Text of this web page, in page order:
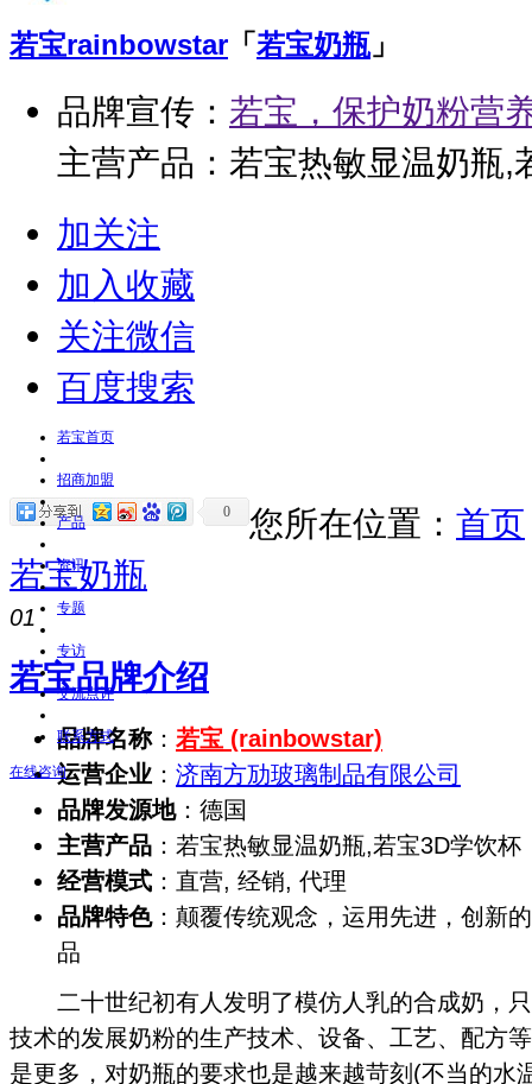
若宝rainbowstar 「若宝奶瓶」
品牌宣传： 若宝，保护奶粉营
主营产品：若宝热敏显温奶瓶,
加关注
加入收藏
关注微信
百度搜索
若宝首页
招商加盟
产品
资讯
专题
专访
交流点评
联系方式
在线咨询
0 您所在位置： 首页
若宝奶瓶
01
若宝品牌介绍
品牌名称： 若宝 (rainbowstar)
运营企业 ： 济南方劢玻璃制品有限公司
品牌发源地：德国
主营产品 ：若宝热敏显温奶瓶,若宝3D学饮杯
经营模式 ：直营, 经销, 代理
品牌特色：颠覆传统观念，运用先进，创新
品
二十世纪初有人发明了模仿人乳的合成奶，只
技术的发展奶粉的生产技术、设备、工艺、配方
是更多，对奶瓶的要求也是越来越苛刻(不当的水